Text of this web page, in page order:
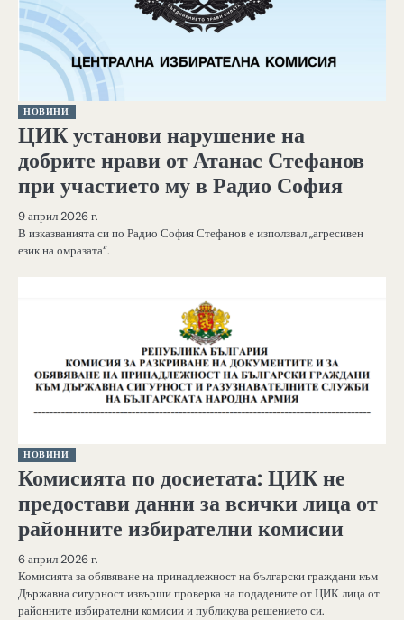
НОВИНИ
ЦИК установи нарушение на
добрите нрави от Атанас Стефанов
при участието му в Радио София
9 април 2026 г.
В изказванията си по Радио София Стефанов е използвал „агресивен
език на омразата“.
НОВИНИ
Комисията по досиетата: ЦИК не
предостави данни за всички лица от
районните избирателни комисии
6 април 2026 г.
Комисията за обявяване на принадлежност на български граждани към
Държавна сигурност извърши проверка на подадените от ЦИК лица от
районните избирателни комисии и публикува решението си.